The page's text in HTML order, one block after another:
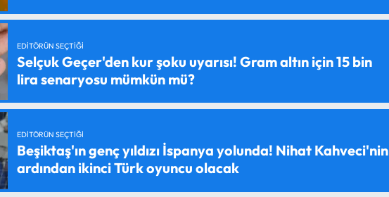
EDITÖRÜN SEÇTIĞI
Selçuk Geçer'den kur şoku uyarısı! Gram altın için 15 bin
lira senaryosu mümkün mü?
EDITÖRÜN SEÇTIĞI
Beşiktaş'ın genç yıldızı İspanya yolunda! Nihat Kahveci'nin
ardından ikinci Türk oyuncu olacak